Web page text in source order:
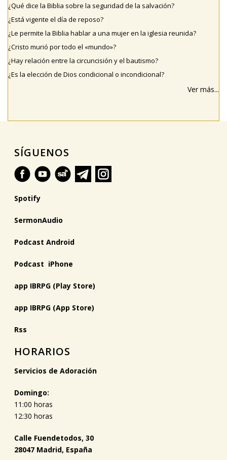
¿Qué dice la Biblia sobre la seguridad de la salvación?
¿Está vigente el día de reposo?
¿Le permite la Biblia hablar a una mujer en la iglesia reunida?
¿Cristo murió por todo el «mundo»?
¿Hay relación entre la circuncisión y el bautismo?
¿Es la elección de Dios condicional o incondicional?
Ver más...
SÍGUENOS
Spotify
SermonAudio
Podcast Android
Podcast iPhone
app IBRPG (Play Store)
app IBRPG (App Store)
Rss
HORARIOS
Servicios de Adoración
Domingo:
11:00 horas
12:30 horas
Calle Fuendetodos, 30
28047 Madrid, España